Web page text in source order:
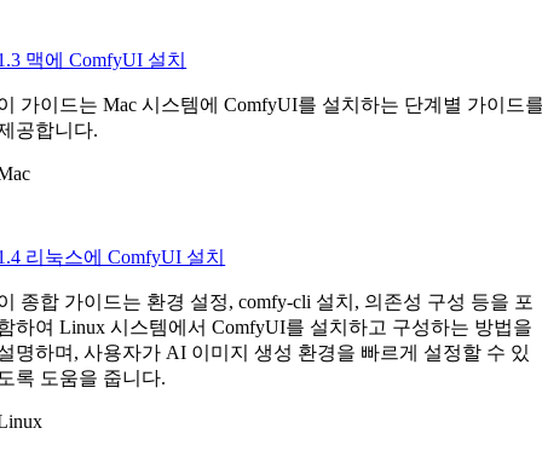
맥에 ComfyUI 설치
가이드는 Mac 시스템에 ComfyUI를 설치하는 단계별 가이드
공합니다.
리눅스에 ComfyUI 설치
종합 가이드는 환경 설정, comfy-cli 설치, 의존성 구성 등을 포
하여 Linux 시스템에서 ComfyUI를 설치하고 구성하는 방법을
명하며, 사용자가 AI 이미지 생성 환경을 빠르게 설정할 수 있
록 도움을 줍니다.